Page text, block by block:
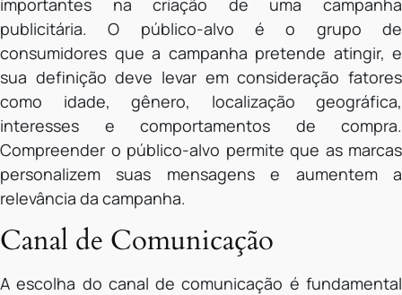
importantes na criação de uma campanha
publicitária. O público-alvo é o grupo de
consumidores que a campanha pretende atingir, e
sua definição deve levar em consideração fatores
como idade, gênero, localização geográfica,
interesses e comportamentos de compra.
Compreender o público-alvo permite que as marcas
personalizem suas mensagens e aumentem a
relevância da campanha.
Canal de Comunicação
A escolha do canal de comunicação é fundamental